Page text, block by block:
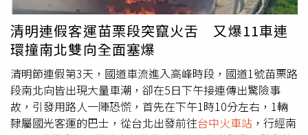
清明連假客運苗栗段突竄火舌 又爆11車連
環撞南北雙向全面塞爆
清明節連假第3天，國道車流進入高峰時段，國道1號苗栗路
段南北向皆出現大量車潮，卻在5日下午接連傳出驚險事
故，引發用路人一陣恐慌，首先在下午1時10分左右，1輛
隸屬國光客運的巴士，從台北出發前往台中火車站 ，行經南